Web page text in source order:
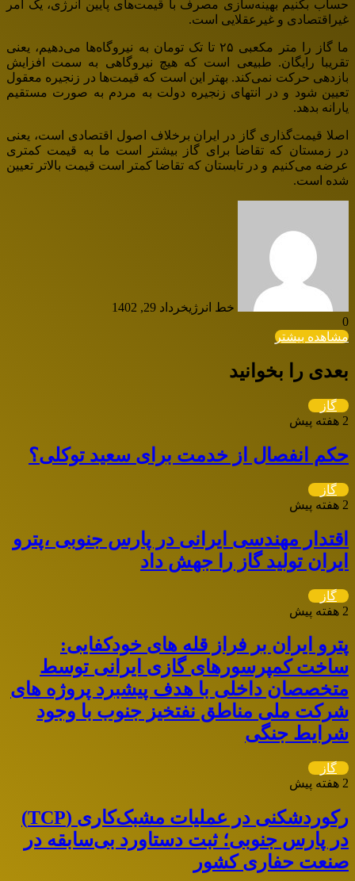
حساب بکنیم بهینه‌سازی مصرف با قیمت‌های پایین انرژی، یک امر
غیراقتصادی و غیرعقلایی است.
ما گاز را متر مکعبی ۲۵ تا تک تومان به نیروگاه‌ها می‌دهیم، یعنی
تقریبا رایگان. طبیعی است که هیچ نیروگاهی به سمت افزایش
بازدهی حرکت نمی‌کند. بهتر این است که قیمت‌ها در زنجیره معقول
تعیین شود و در انتهای زنجیره دولت به مردم به صورت مستقیم
یارانه بدهد.
اصلا قیمت‌گذاری گاز در ایران برخلاف اصول اقتصادی است، یعنی
در زمستان که تقاضا برای گاز بیشتر است ما به قیمت کمتری
عرضه می‌کنیم و در تابستان که تقاضا کمتر است قیمت بالاتر تعیین
شده است.
خط انرژیخرداد 29, 1402
0
مشاهده بیشتر
بعدی را بخوانید
گاز
2 هفته پیش
حکم انفصال از خدمت برای سعید توکلی؟
گاز
2 هفته پیش
اقتدار مهندسی ایرانی در پارس جنوبی ،پترو
ایران تولید گاز را جهش داد
گاز
2 هفته پیش
پترو ایران بر فراز قله های خودکفایی:
ساخت کمپرسورهای گازی ایرانی توسط
متخصصان داخلی با هدف پیشبرد پروژه های
شرکت ملی مناطق نفتخیز جنوب با وجود
شرایط جنگی
گاز
2 هفته پیش
رکوردشکنی در عملیات مشبک‌کاری (TCP)
در پارس جنوبی؛ ثبت دستاورد بی‌سابقه در
صنعت حفاری کشور